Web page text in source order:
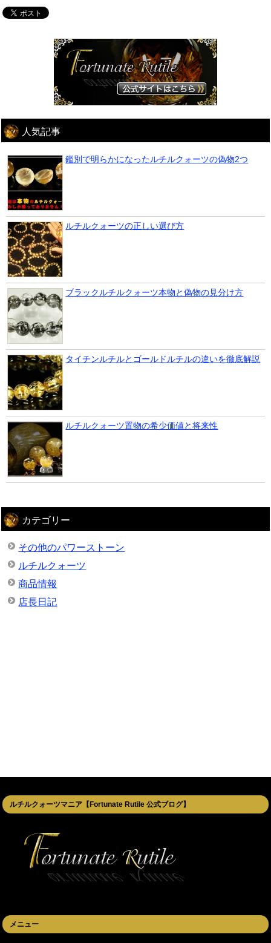
人気記事
鑑別で明らかになったルチルクォーツの偽物2つ
ルチルクォーツの正しい選び方
ブラックルチルクォーツ本物と偽物の見分け方
タイチンルチルとゴールドルチルの違いを徹底解説
ルチルクォーツ置物の希少価値と将来性
カテゴリー
その他のパワーストーン
ルチルクォーツ
商品情報
店長日記
ルチルクォーツマニア【Fortunate Rutile 公式ブログ】
メニュー